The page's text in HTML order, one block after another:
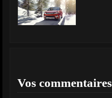
Vos commentaires